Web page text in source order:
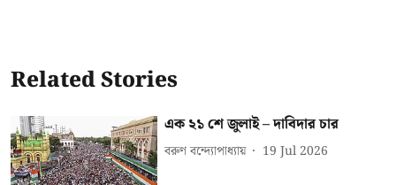
Related Stories
এক ২১ শে জুলাই – দাবিদার চার
বরুণ বন্দ্যোপাধ্যায় 19 Jul 2026